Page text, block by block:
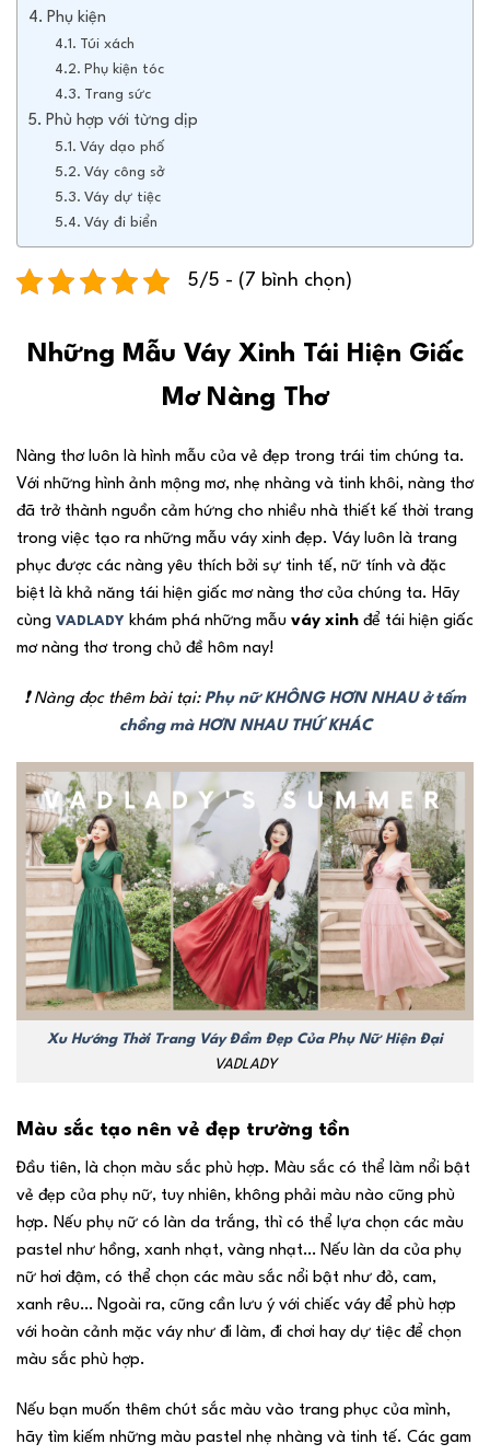
Phụ kiện
Túi xách
Phụ kiện tóc
Trang sức
Phù hợp với từng dịp
Váy dạo phố
Váy công sở
Váy dự tiệc
Váy đi biển
5/5 - (7 bình chọn)
Những Mẫu Váy Xinh Tái Hiện Giấc
Mơ Nàng Thơ
Nàng thơ luôn là hình mẫu của vẻ đẹp trong trái tim chúng ta.
Với những hình ảnh mộng mơ, nhẹ nhàng và tinh khôi, nàng thơ
đã trở thành nguồn cảm hứng cho nhiều nhà thiết kế thời trang
trong việc tạo ra những mẫu váy xinh đẹp. Váy luôn là trang
phục được các nàng yêu thích bởi sự tinh tế, nữ tính và đặc
biệt là khả năng tái hiện giấc mơ nàng thơ của chúng ta. Hãy
cùng VADLADY khám phá những mẫu váy xinh để tái hiện giấc
mơ nàng thơ trong chủ đề hôm nay!
❗ Nàng đọc thêm bài tại: Phụ nữ KHÔNG HƠN NHAU ở tấm
chồng mà HƠN NHAU THỨ KHÁC
Xu Hướng Thời Trang Váy Đầm Đẹp Của Phụ Nữ Hiện Đại
VADLADY
Màu sắc tạo nên vẻ đẹp trường tồn
Đầu tiên, là chọn màu sắc phù hợp. Màu sắc có thể làm nổi bật
vẻ đẹp của phụ nữ, tuy nhiên, không phải màu nào cũng phù
hợp. Nếu phụ nữ có làn da trắng, thì có thể lựa chọn các màu
pastel như hồng, xanh nhạt, vàng nhạt… Nếu làn da của phụ
nữ hơi đậm, có thể chọn các màu sắc nổi bật như đỏ, cam,
xanh rêu… Ngoài ra, cũng cần lưu ý với chiếc váy để phù hợp
với hoàn cảnh mặc váy như đi làm, đi chơi hay dự tiệc để chọn
màu sắc phù hợp.
Nếu bạn muốn thêm chút sắc màu vào trang phục của mình,
hãy tìm kiếm những màu pastel nhẹ nhàng và tinh tế. Các gam